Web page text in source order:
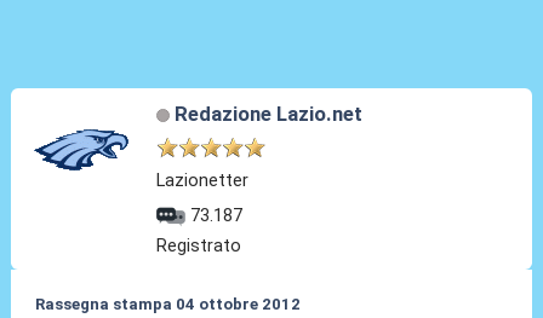
Redazione Lazio.net
Lazionetter
73.187
Registrato
Rassegna stampa 04 ottobre 2012